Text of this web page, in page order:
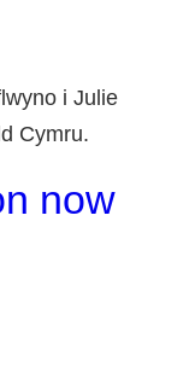
i Julie
Cymru.
now